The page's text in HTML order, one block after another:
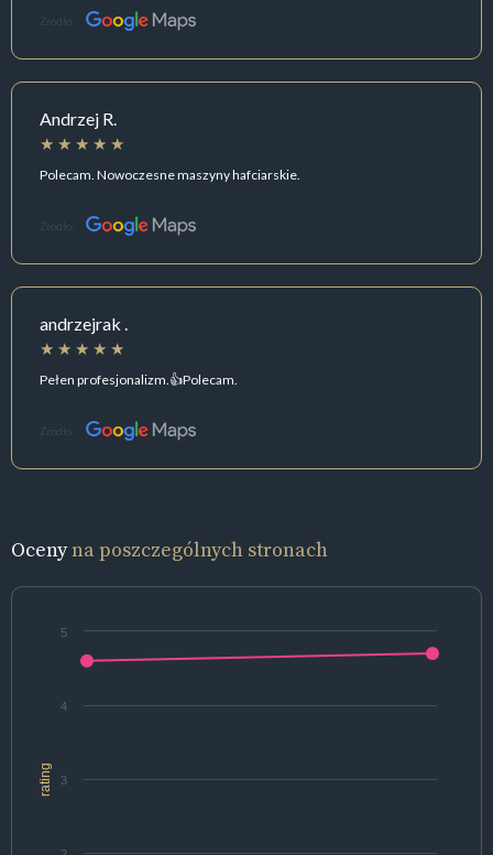
Źródło:
Andrzej R.
Polecam. Nowoczesne maszyny hafciarskie.
Źródło:
andrzejrak .
Pełen profesjonalizm.👍Polecam.
Źródło:
Ocenyna poszczególnych stronach
rating 3
4
5